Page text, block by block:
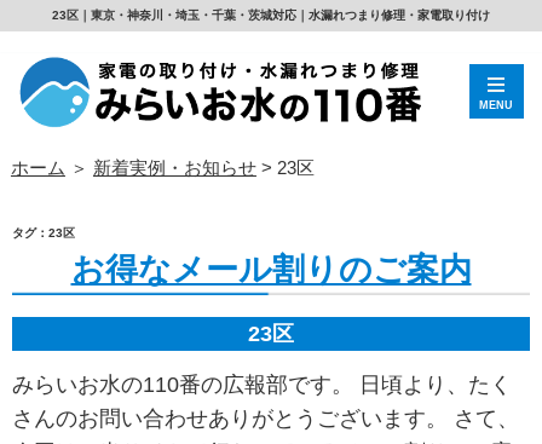
23区｜東京・神奈川・埼玉・千葉・茨城対応｜水漏れつまり修理・家電取り付け
MENU
ホーム ＞ 新着実例・お知らせ> 23区
タグ：23区
お得なメール割りのご案内
23区
みらいお水の110番の広報部です。 日頃より、たく
さんのお問い合わせありがとうございます。 さて、